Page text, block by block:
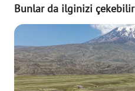
Bunlar da ilginizi çekebilir